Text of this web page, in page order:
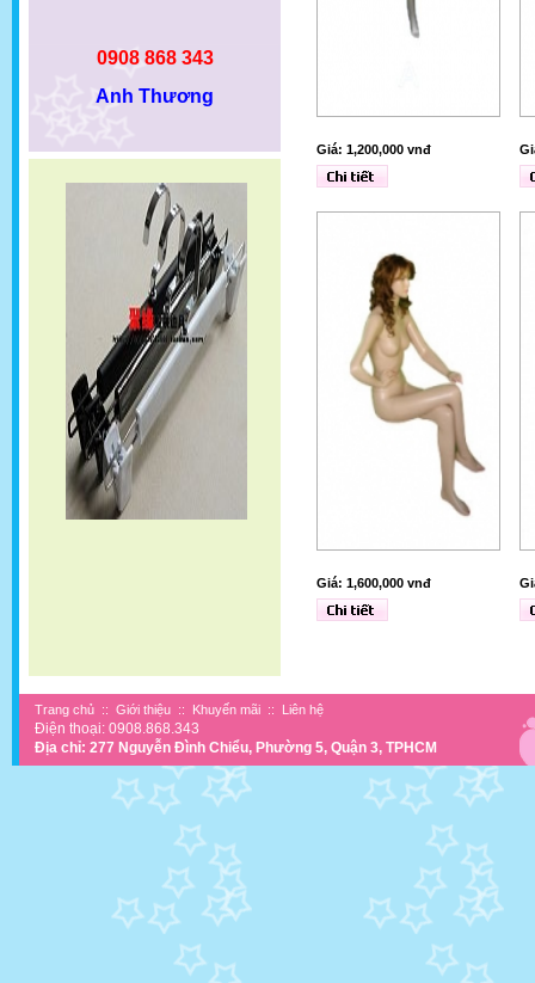
0908 868 343
Anh Thương
Giá: 1,200,000 vnđ
Giá: 1,600,000 vnđ
Trang chủ :: Giới thiệu :: Khuyến mãi :: Liên hệ
Điện thoại: 0908.868.343
Địa chỉ: 277 Nguyễn Đình Chiểu, Phường 5, Quận 3, TPHCM